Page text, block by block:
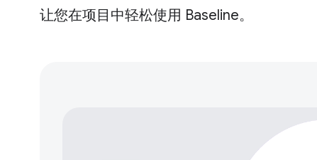
让您在项目中轻松使用 Baseline。